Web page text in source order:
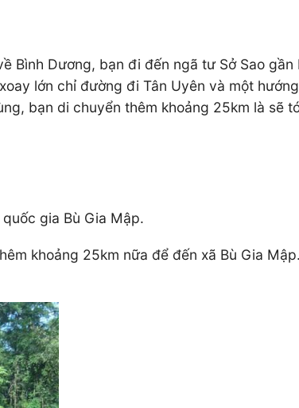
Bình Dương, bạn đi đến ngã tư Sở Sao
lớn chỉ đường đi Tân Uyên và một
bạn di chuyển thêm khoảng 25km là sẽ
gia Bù Gia Mập.
khoảng 25km nữa để đến xã Bù Gia